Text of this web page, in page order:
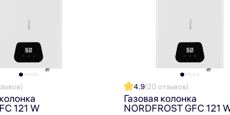
непрерывной работы;
121 W
4.9(20 отзывов)
Газовая колонка
NORDFROST GFC 121